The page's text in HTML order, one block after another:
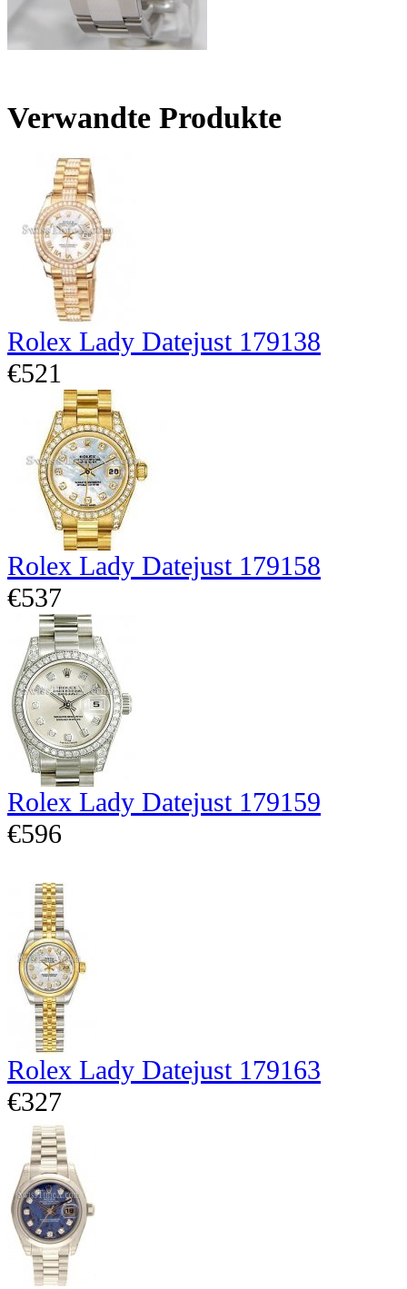
Verwandte Produkte
Rolex Lady Datejust 179138
€521
Rolex Lady Datejust 179158
€537
Rolex Lady Datejust 179159
€596
Rolex Lady Datejust 179163
€327